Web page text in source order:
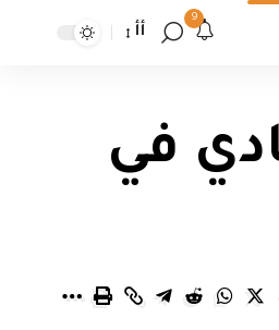
9
أأ
في